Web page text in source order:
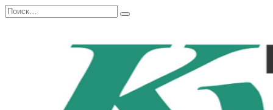
Перейти
к
Search
for: